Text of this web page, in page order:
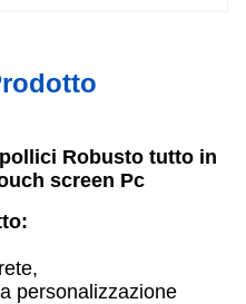
Robusto tutto in
screen Pc
personalizzazione